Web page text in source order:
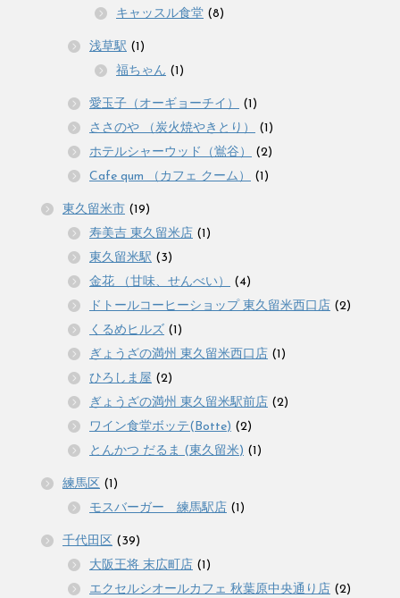
キャッスル食堂 (8)
浅草駅 (1)
福ちゃん (1)
愛玉子（オーギョーチイ）
(1)
ささのや （炭火焼やきとり）
(1)
ホテルシャーウッド（鴬谷）
(2)
Cafe qum （カフェ クーム）
(1)
東久留米市 (19)
寿美吉 東久留米店 (1)
東久留米駅 (3)
金花 （甘味、せんべい）
(4)
ドトールコーヒーショップ 東久留米西口店 (2)
くるめヒルズ (1)
ぎょうざの満州 東久留米西口店 (1)
ひろしま屋 (2)
ぎょうざの満州 東久留米駅前店 (2)
ワイン食堂ボッテ(Botte) (2)
とんかつ だるま (東久留米) (1)
練馬区 (1)
モスバーガー 練馬駅店 (1)
千代田区 (39)
大阪王将 末広町店 (1)
エクセルシオールカフェ 秋葉原中央通り店 (2)